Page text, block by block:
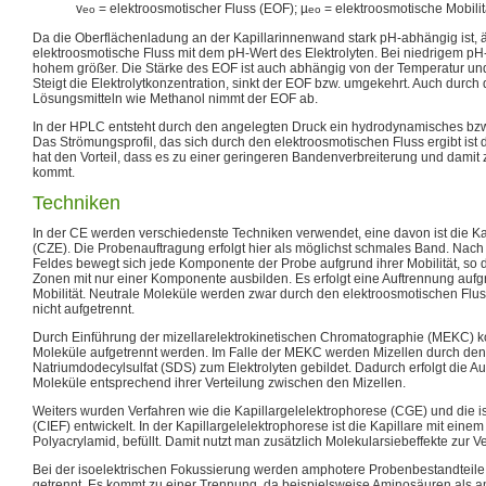
veo = elektroosmotischer Fluss (EOF); µeo = elektroosmotische
Da die Oberflächenladung an der Kapillarinnenwand stark pH-abhängig ist,
elektroosmotische Fluss mit dem pH-Wert des Elektrolyten. Bei niedrigem
hohem größer. Die Stärke des EOF ist auch abhängig von der Temperatur
Steigt die Elektrolytkonzentration, sinkt der EOF bzw. umgekehrt. Auch
Lösungsmitteln wie Methanol nimmt der EOF ab.
In der HPLC entsteht durch den angelegten Druck ein hydrodynamisches
Das Strömungsprofil, das sich durch den elektroosmotischen Fluss ergibt ist
hat den Vorteil, dass es zu einer geringeren Bandenverbreiterung und
kommt.
Techniken
In der CE werden verschiedenste Techniken verwendet, eine davon ist die
(CZE). Die Probenauftragung erfolgt hier als möglichst schmales Band.
Feldes bewegt sich jede Komponente der Probe aufgrund ihrer Mobilität, so
Zonen mit nur einer Komponente ausbilden. Es erfolgt eine Auftrennung
Mobilität. Neutrale Moleküle werden zwar durch den elektroosmotischen
nicht aufgetrennt.
Durch Einführung der mizellarelektrokinetischen Chromatographie (MEKC)
Moleküle aufgetrennt werden. Im Falle der MEKC werden Mizellen durch
Natriumdodecylsulfat (SDS) zum Elektrolyten gebildet. Dadurch erfolgt die
Moleküle entsprechend ihrer Verteilung zwischen den Mizellen.
Weiters wurden Verfahren wie die Kapillargelelektrophorese (CGE) und die
(CIEF) entwickelt. In der Kapillargelelektrophorese ist die Kapillare mit
Polyacrylamid, befüllt. Damit nutzt man zusätzlich Molekularsiebeffekte zur
Bei der isoelektrischen Fokussierung werden amphotere